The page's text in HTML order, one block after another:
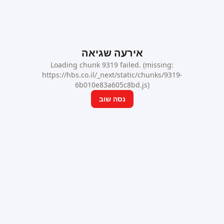
אירעה שגיאה
Loading chunk 9319 failed. (missing:
https://hbs.co.il/_next/static/chunks/9319-
6b010e83a605c8bd.js)